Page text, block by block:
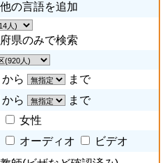
の言語を追加
県のみで検索
から
まで
から
まで
女性
オーディオ ビデオ